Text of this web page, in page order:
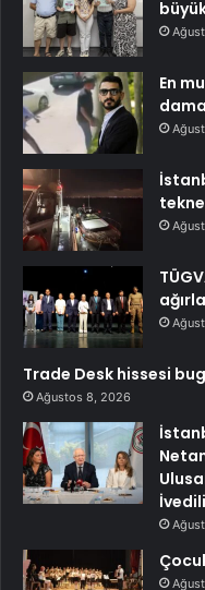
En
Trade Desk hissesi
Ağustos 8, 2026